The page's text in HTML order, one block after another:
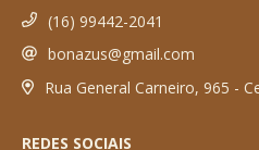
(16) 99442-2041
bonazus@gmail.com
Rua General Carneiro, 965 -
REDES SOCIAIS